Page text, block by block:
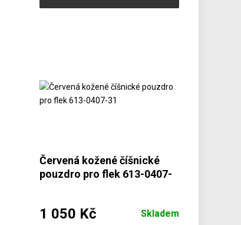
Červená kožené číšnické
pouzdro pro flek 613-0407-
1 050 Kč Skladem